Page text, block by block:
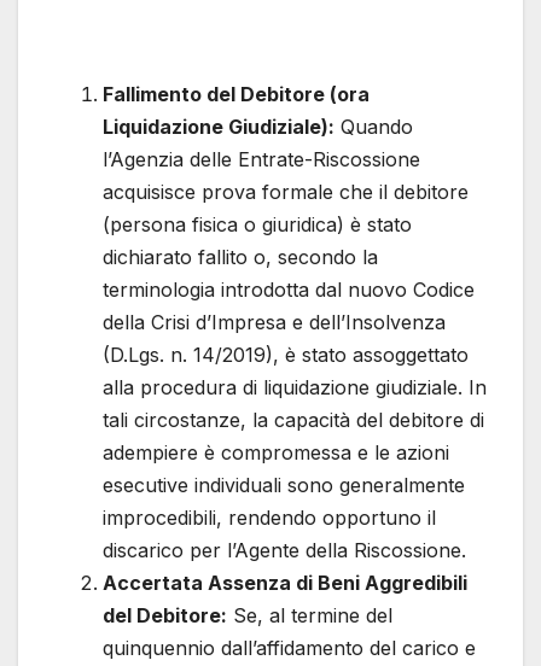
Fallimento del Debitore (ora
Liquidazione Giudiziale): Quando
l’Agenzia delle Entrate-Riscossione
acquisisce prova formale che il debitore
(persona fisica o giuridica) è stato
dichiarato fallito o, secondo la
terminologia introdotta dal nuovo Codice
della Crisi d’Impresa e dell’Insolvenza
(D.Lgs. n. 14/2019), è stato assoggettato
alla procedura di liquidazione giudiziale. In
tali circostanze, la capacità del debitore di
adempiere è compromessa e le azioni
esecutive individuali sono generalmente
improcedibili, rendendo opportuno il
discarico per l’Agente della Riscossione.
Accertata Assenza di Beni Aggredibili
del Debitore: Se, al termine del
quinquennio dall’affidamento del carico e